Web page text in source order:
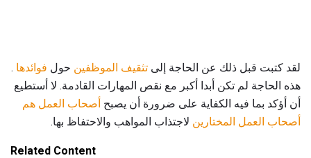
لقد كتبت قبل ذلك عن الحاجة إلى تثقيف الموظفين حول فوائدها .
هذه الحاجة لم تكن أبدا أكبر مع نقص المهارات القادمة. لا أستطيع
أن أؤكد بما فيه الكفاية على ضرورة أن يصبح أصحاب العمل هم
أصحاب العمل المختارين لاجتذاب المواهب والاحتفاظ بها.
Related Content